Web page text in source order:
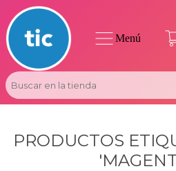
Menú
PRODUCTOS